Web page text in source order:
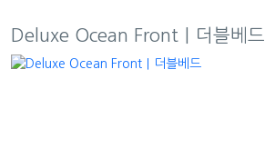
Deluxe Ocean Front｜더블베드